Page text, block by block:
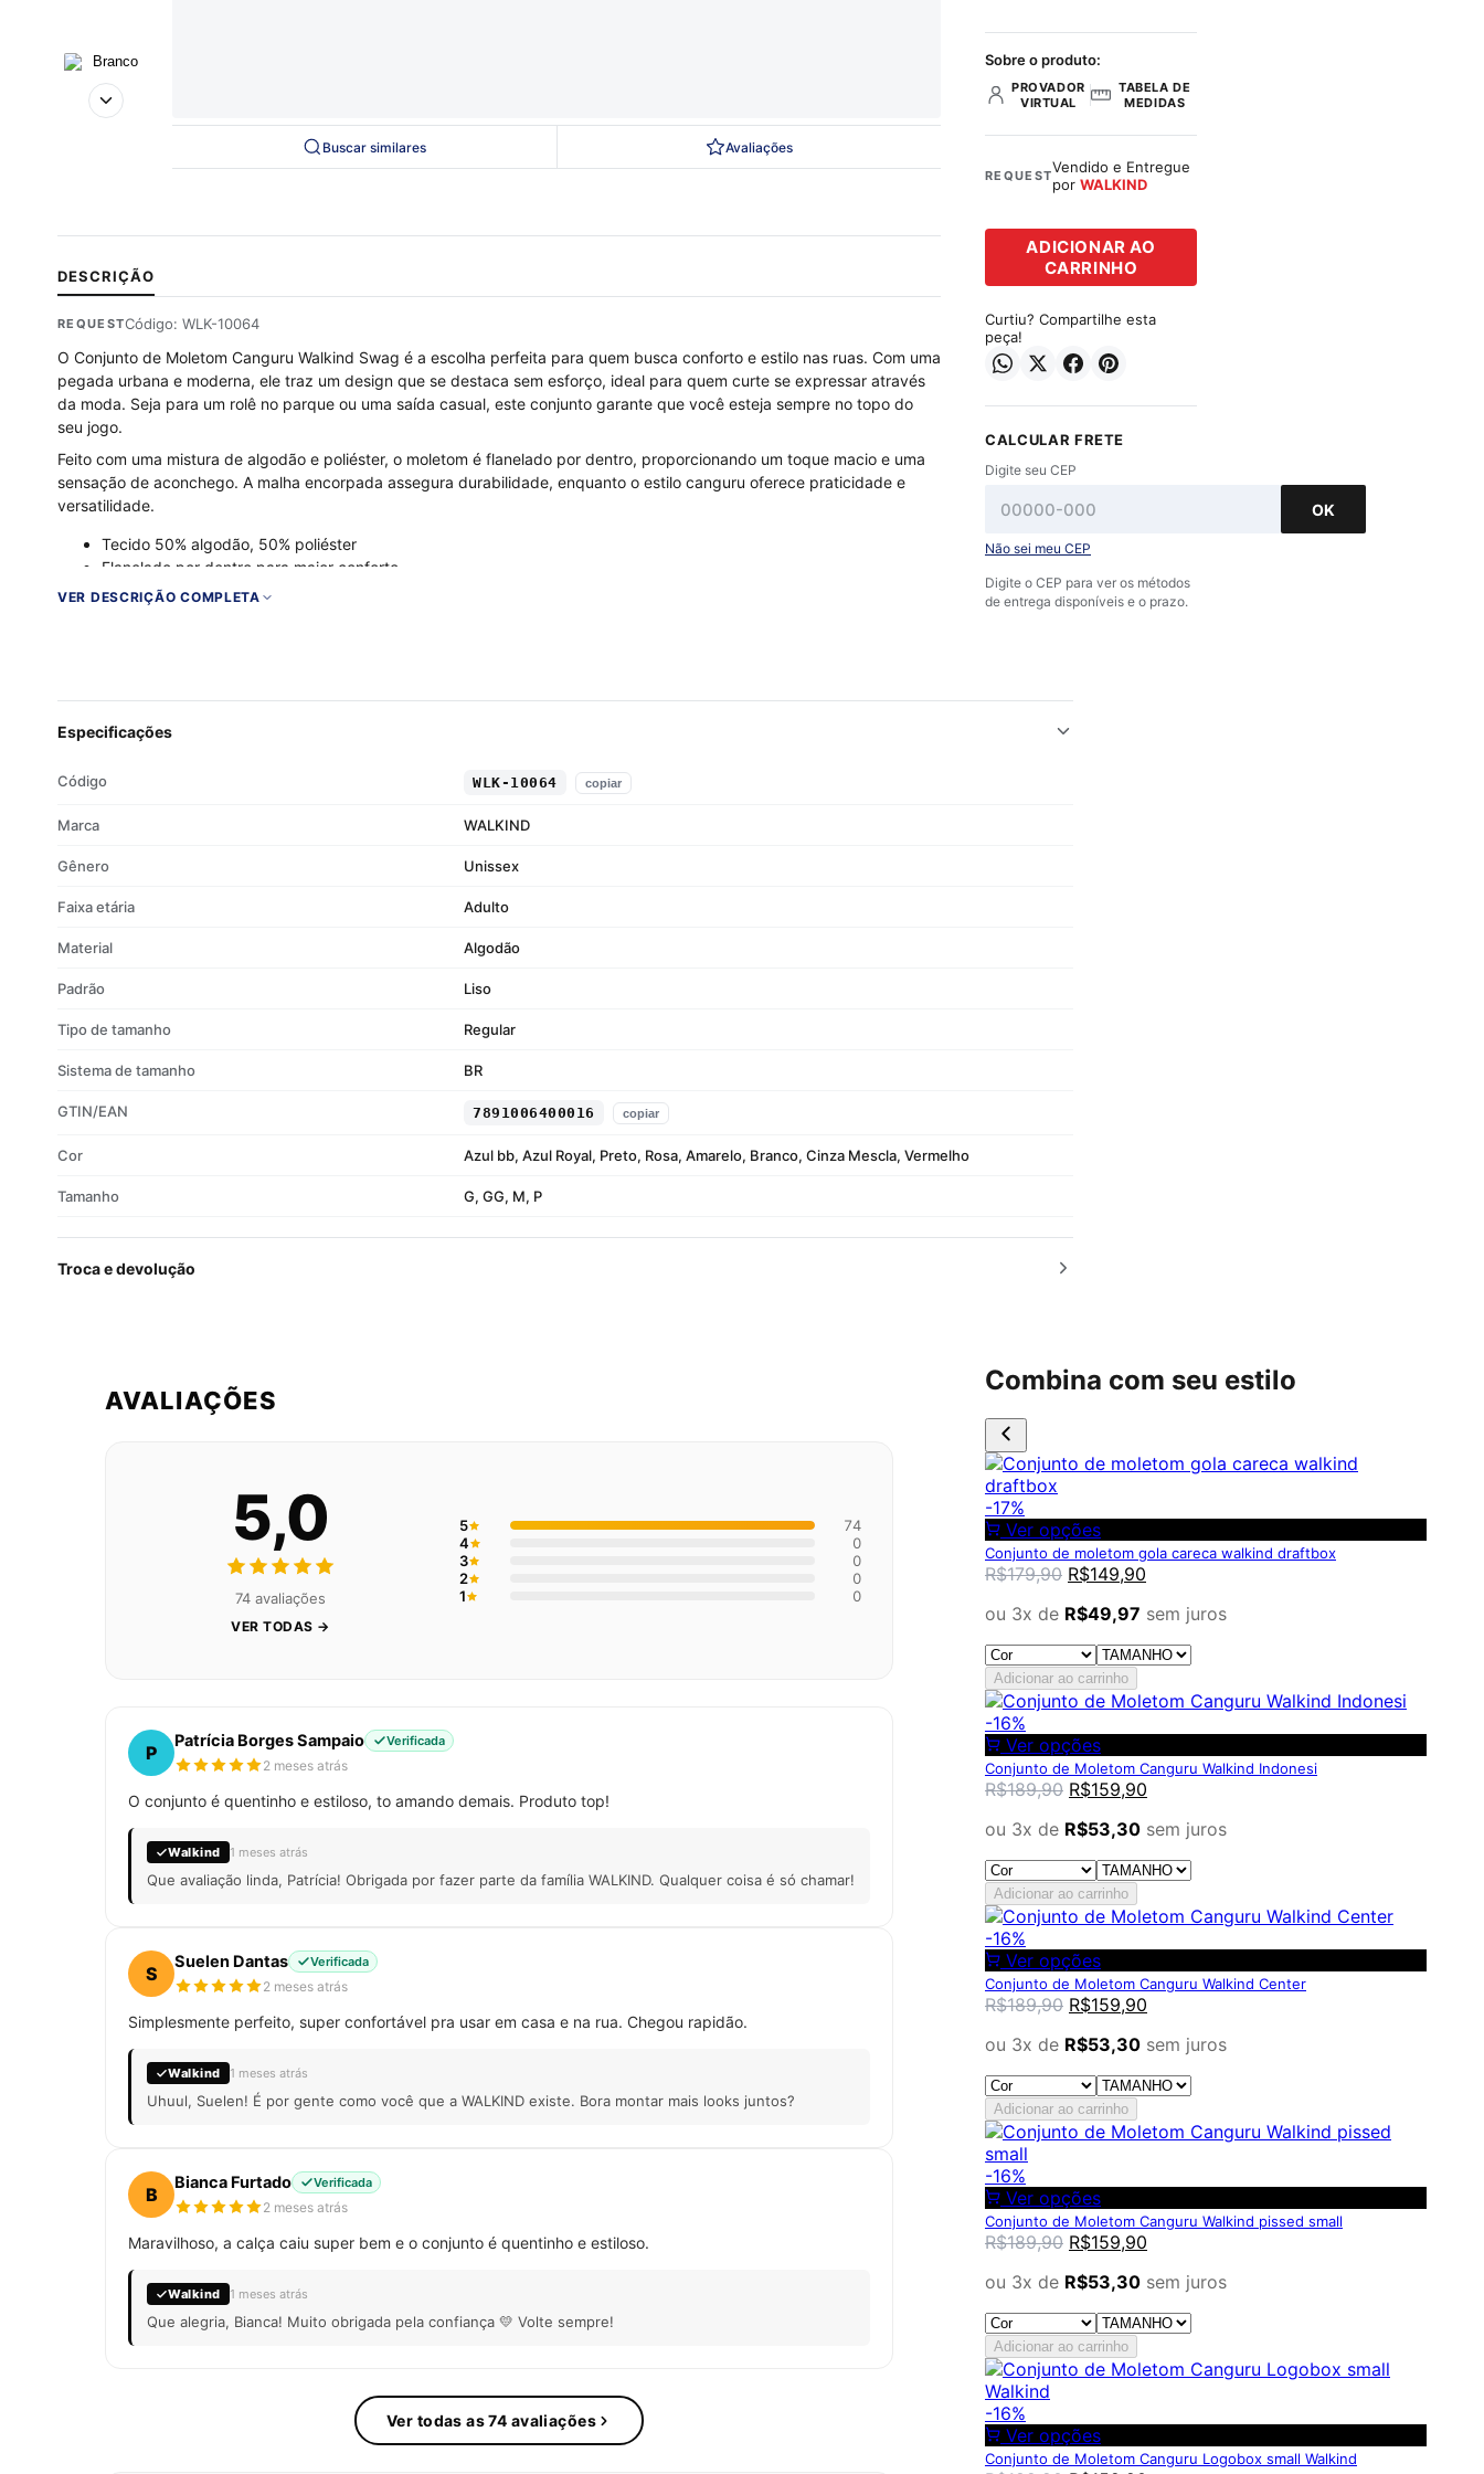
Buscar similares Avaliações
Sobre o produto:
PROVADOR
VIRTUAL
TABELA DE
MEDIDAS
REQUESTVendido e Entregue
porWALKIND
ADICIONAR AO
CARRINHO
Curtiu? Compartilhe esta
peça!
CALCULAR FRETE
Digite seu CEP
OK
Não sei meu CEP
Digite o CEP para ver os métodos
de entrega disponíveis e o prazo.
DESCRIÇÃO
REQUESTCódigo: WLK-10064
O Conjunto de Moletom Canguru Walkind Swag é a escolha perfeita para quem busca conforto e estilo nas ruas. Com uma
pegada urbana e moderna, ele traz um design que se destaca sem esforço, ideal para quem curte se expressar através
da moda. Seja para um rolê no parque ou uma saída casual, este conjunto garante que você esteja sempre no topo do
seu jogo.
Feito com uma mistura de algodão e poliéster, o moletom é flanelado por dentro, proporcionando um toque macio e uma
sensação de aconchego. A malha encorpada assegura durabilidade, enquanto o estilo canguru oferece praticidade e
versatilidade.
Tecido 50% algodão, 50% poliéster
Flanelado por dentro para maior conforto
Malha encorpada e durável
VER DESCRIÇÃO COMPLETA
Especificações
Código WLK-10064 copiar
Marca WALKIND
Gênero Unissex
Faixa etária Adulto
Material Algodão
Padrão Liso
Tipo de tamanho Regular
Sistema de tamanho BR
GTIN/EAN 7891006400016 copiar
Cor Azul bb, Azul Royal, Preto, Rosa, Amarelo, Branco, Cinza Mescla, Vermelho
Tamanho G, GG, M, P
Troca e devolução
AVALIAÇÕES
5,0
74 avaliações
VER TODAS →
5
74
4
0
3
0
2
0
1
0
P
Patrícia Borges Sampaio Verificada
2 meses atrás
O conjunto é quentinho e estiloso, to amando demais. Produto top!
Walkind 1 meses atrás
Que avaliação linda, Patrícia! Obrigada por fazer parte da família WALKIND. Qualquer coisa é só chamar!
S
Suelen Dantas Verificada
2 meses atrás
Simplesmente perfeito, super confortável pra usar em casa e na rua. Chegou rapidão.
Walkind 1 meses atrás
Uhuul, Suelen! É por gente como você que a WALKIND existe. Bora montar mais looks juntos?
B
Bianca Furtado Verificada
2 meses atrás
Maravilhoso, a calça caiu super bem e o conjunto é quentinho e estiloso.
Walkind 1 meses atrás
Que alegria, Bianca! Muito obrigada pela confiança 💛 Volte sempre!
Ver todas as 74 avaliações
Combina com seu estilo
-17%
Ver opções
Conjunto de moletom gola careca walkind draftbox
R$179,90 R$149,90
ou 3x de R$49,97 sem juros
Adicionar ao carrinho
-16%
Ver opções
Conjunto de Moletom Canguru Walkind Indonesi
R$189,90 R$159,90
ou 3x de R$53,30 sem juros
Adicionar ao carrinho
-16%
Ver opções
Conjunto de Moletom Canguru Walkind Center
R$189,90 R$159,90
ou 3x de R$53,30 sem juros
Adicionar ao carrinho
-16%
Ver opções
Conjunto de Moletom Canguru Walkind pissed small
R$189,90 R$159,90
ou 3x de R$53,30 sem juros
Adicionar ao carrinho
-16%
Ver opções
Conjunto de Moletom Canguru Logobox small Walkind